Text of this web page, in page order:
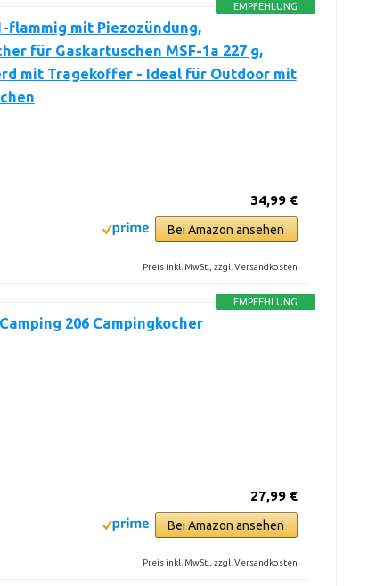
EMPFEHLUNG
flammig mit Piezozündung,
für Gaskartuschen MSF-1a 227 g,
mit Tragekoffer - Ideal für Outdoor mit
34,99 €
Bei Amazon ansehen
Preis inkl. MwSt., zzgl. Versandkosten
EMPFEHLUNG
206 Campingkocher
27,99 €
Bei Amazon ansehen
Preis inkl. MwSt., zzgl. Versandkosten